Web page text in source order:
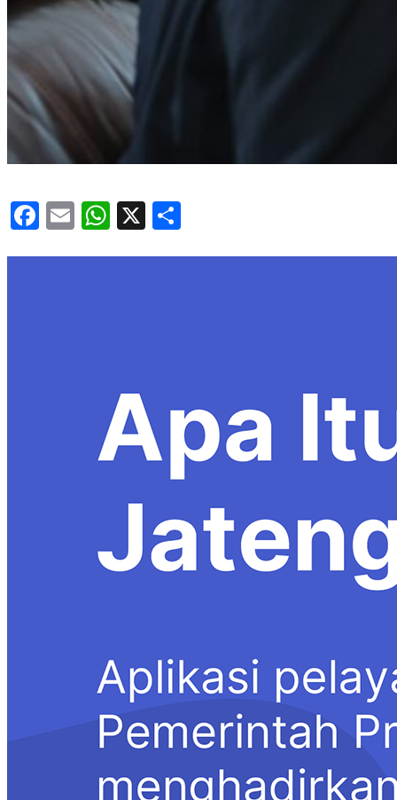
Facebook
EmailWhatsApp
X